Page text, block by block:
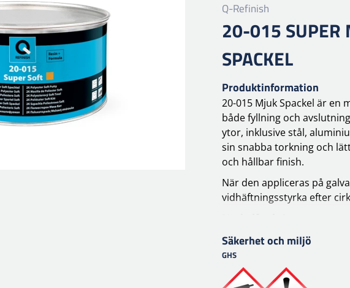
Q-Refinish
20-015 SUPER
SPACKEL
Produktinformation
20-015 Mjuk Spackel är en
både fyllning och
ytor, inklusive stål,
sin snabba torkning och
och hållbar finish.
När den appliceras på
vidhäftningsstyrka efter
Färg:Beige/Orange/Brown
Blandningsförhållande:
Arbetstid vid 20°C:
Säkerhet och miljö
GHS